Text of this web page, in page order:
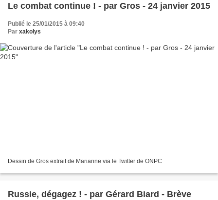
Le combat continue ! - par Gros - 24 janvier 2015
Publié le 25/01/2015 à 09:40
Par xakolys
Dessin de Gros extrait de Marianne via le Twitter de ONPC
Russie, dégagez ! - par Gérard Biard - Brève